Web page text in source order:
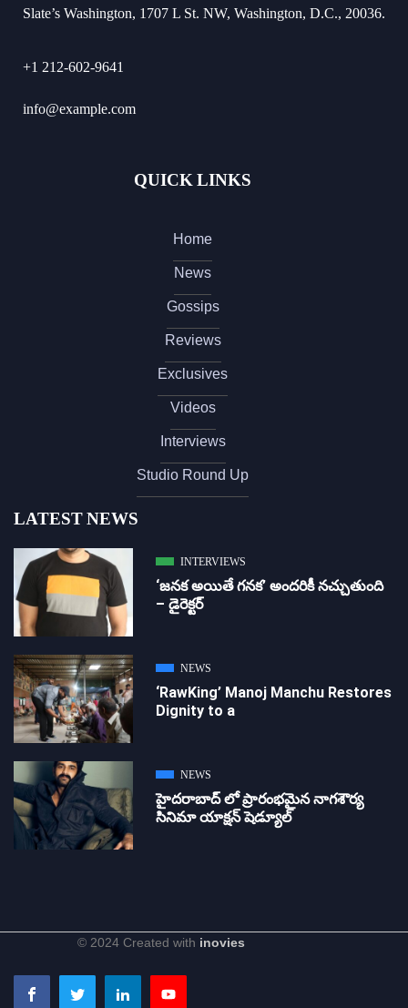
Slate’s Washington, 1707 L St. NW, Washington, D.C., 20036.
+1 212-602-9641
info@example.com
QUICK LINKS
Home
News
Gossips
Reviews
Exclusives
Videos
Interviews
Studio Round Up
LATEST NEWS
INTERVIEWS
‘జ‌న‌క అయితే గ‌న‌క‌’ అందరికీ నచ్చుతుంది
– డైరెక్ట‌ర్
NEWS
‘RawKing’ Manoj Manchu Restores
Dignity to a
NEWS
హైదరాబాద్ లో ప్రారంభమైన నాగశౌర్య
సినిమా యాక్షన్ షెడ్యూల్
© 2024 Created with inovies